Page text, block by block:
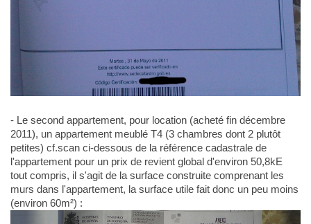
- Le second appartement, pour location (acheté fin décembre
2011), un appartement meublé T4 (3 chambres dont 2 plutôt
petites) cf.scan ci-dessous de la référence cadastrale de
l'appartement pour un prix de revient global d'environ 50,8kE
tout compris, il s'agit de la surface construite comprenant les
murs dans l'appartement, la surface utile fait donc un peu moins
(environ 60m²) :